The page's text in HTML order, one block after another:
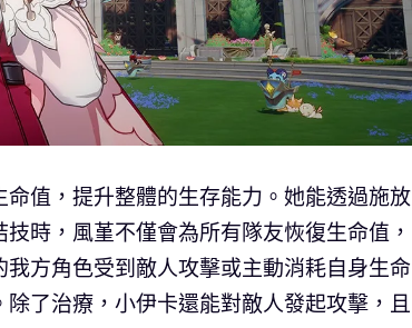
值，提升整體的生存能力。她能透過施放
時，風堇不僅會為所有隊友恢復生命值，
方角色受到敵人攻擊或主動消耗自身生命
了治療，小伊卡還能對敵人發起攻擊，且